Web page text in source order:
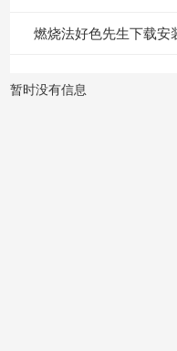
燃烧法好色先生下载安
暂时没有信息